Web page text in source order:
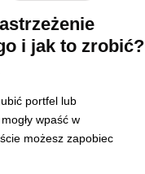
i jak to zrobić?
portfel lub
wpaść w
możesz zapobiec